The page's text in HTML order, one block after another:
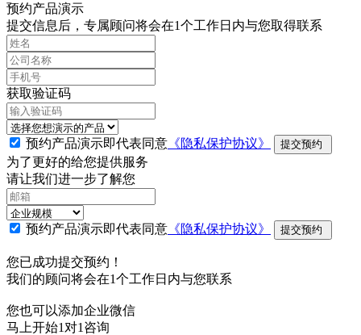
预约产品演示
提交信息后，专属顾问将会在1个工作日内与您取得联系
获取验证码
预约产品演示即代表同意 《隐私保护协议》 提交预约
为了更好的给您提供服务
请让我们进一步了解您
预约产品演示即代表同意 《隐私保护协议》 提交预约
您已成功提交预约！
我们的顾问将会在1个工作日内与您联系
您也可以添加企业微信
马上开始1对1咨询